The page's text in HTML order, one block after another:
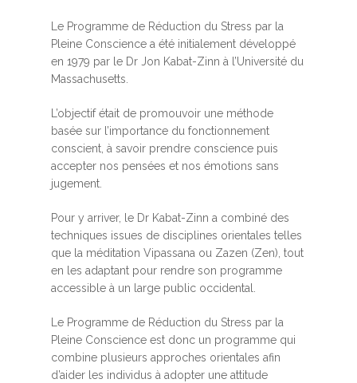
Le Programme de Réduction du Stress par la
Pleine Conscience a été initialement développé
en 1979 par le Dr Jon Kabat-Zinn à l’Université du
Massachusetts.
L’objectif était de promouvoir une méthode
basée sur l’importance du fonctionnement
conscient, à savoir prendre conscience puis
accepter nos pensées et nos émotions sans
jugement.
Pour y arriver, le Dr Kabat-Zinn a combiné des
techniques issues de disciplines orientales telles
que la méditation Vipassana ou Zazen (Zen), tout
en les adaptant pour rendre son programme
accessible à un large public occidental.
Le Programme de Réduction du Stress par la
Pleine Conscience est donc un programme qui
combine plusieurs approches orientales afin
d’aider les individus à adopter une attitude